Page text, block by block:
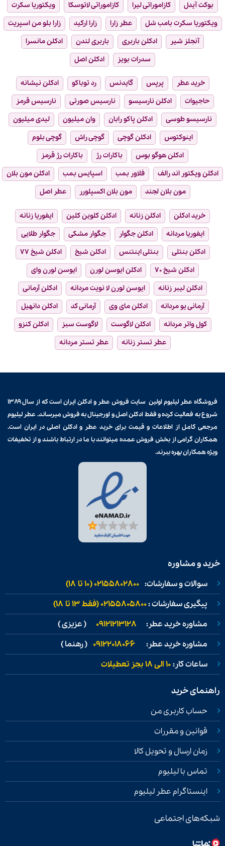
بوکت آیدل
کازاموراتی لیرا کازاموراتی لاتوسکا
ویکتوریا سکرت
ویکتوریا سکرت بامب شل
عطر زارا زارا ارکید
زارا بلو من اسپریت
آنجلز شیر
ادکلن باربری باربری لندن
ادکلن مانسرا
سدرات بویز
ادکلن اصل
خرید عطر پرپس گایدنس رد توباکو
ادکلن نیشانه
حاجیوات
ادکلن نارسیسو نارسیس صورتی
نارسیس قرمز
نارسیسو طوسی
ادکلن پاکو رابان وان میلیون
لیدی میلیون
اینوکتوس
ادکلن گوچی گوچی راش
گوچی بلوم
ادکلن هوگو بوس
باکارات رژ
باکارات رژ قرمز
ادکلن ویکتور اند رالف
فلاور بمب اسپایس بمب
ادکلن مون بلان
مون بلان لجند
مون بلان اکسپلورر عطر اصل
خرید ادکلن ادکلن زنانه ادکلن کلوین کلین
ایفوریا زنانه
ایفوریا مردانه
ادکلن جگوار جگوار مشکی
جگوار طلایی
ادکلن بنتلی
بنتلی اینتنس ادکلن شیخ
ادکلن شیخ ۷۷
ادکلن شیخ ۷۰
ادکلن ایوسن لورن
ایوسن لورن وای
ادکلن لیبر زنانه
ایوسن لورن لا نویت مردانه
ادکلن آرمانی
آرمانی یو مردانه
ادکلن مای وی آرمانی کد
ادکلن دانهیل
کول واتر مردانه
ادکلن لاگوست لاگوست سبز
ادکلن کنزو
عطر تستر زنانه
عطر تستر مردانه
فروشگاه عطر لیلیوم اولین سایت فروشعطر و ادکلن
ایران است که از سال ۱۳۸۹
شروع به فعالیت کرده و فقط ادکلن اصل و اورجینال به فروش میرساند. عطر لیلیوم
مرجعی کامل از اطلاعات و قیمت برایخرید عطر و ادکلن اصلی در ایران است.
همکاران گرامی از بخش فروش عمده میتوانند با ما در ارتباط باشند و از تخفیفات
ویژه همکاران بهره ببرند.
خرید و مشاوره
سوالات و سفارشات: 02155802800 (۱۰ تا ۱۸)
پیگیری سفارشات :02155805800 (فقط ۱۳ تا ۱۸)
مشاوره خرید عطر: 09121213128 ( عزیزی )
مشاوره خرید عطر: 09122018066 ( رهنما )
ساعات کار:۱۰ الی ۱۸ بجز تعطیلات
راهنمای خرید
حساب کاربری من
قوانین و مقررات
زمان ارسال و تحویل کالا
تماس با لیلیوم
اینستاگرام عطر لیلیوم
شبکه‌های اجتماعی